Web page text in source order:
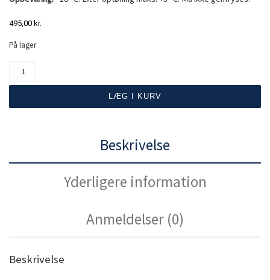
495,00 kr.
På lager
LÆG I KURV
Beskrivelse
Yderligere information
Anmeldelser (0)
Beskrivelse